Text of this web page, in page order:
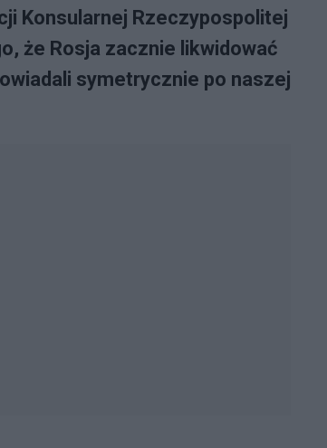
Konsularnej Rzeczypospolitej
że Rosja zacznie likwidować
symetrycznie po naszej